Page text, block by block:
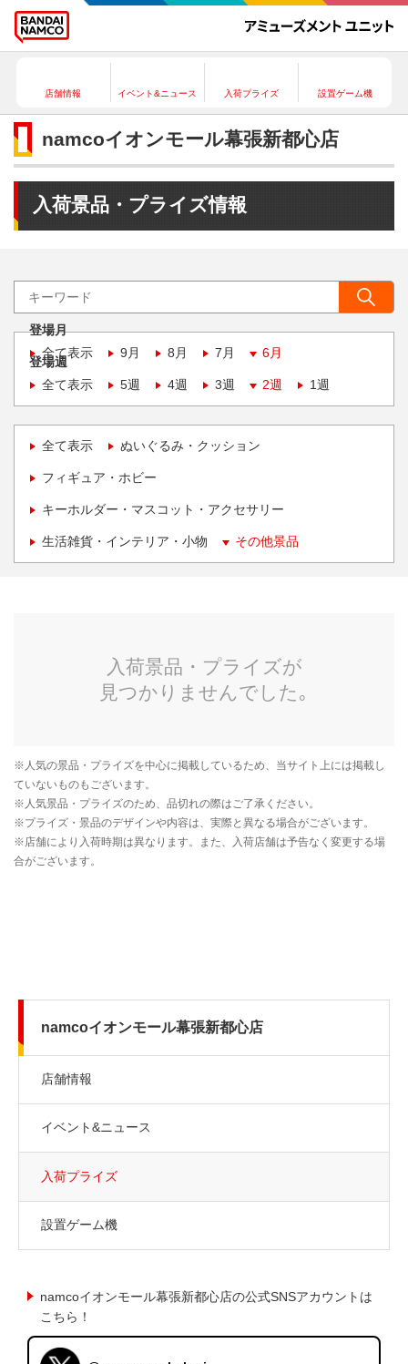
店舗情報 イベント&ニュース 入荷プライズ 設置ゲーム機
namcoイオンモール幕張新都心店
入荷景品・プライズ情報
登場月
全て表示
9月 8月 7月 6月
登場週
全て表示
5週 4週 3週 2週 1週
全て表示 ぬいぐるみ・クッション
フィギュア・ホビー
キーホルダー・マスコット・アクセサリー
生活雑貨・インテリア・小物 その他景品
namcoイオンモール幕張新都心店
店舗情報
イベント&ニュース
入荷プライズ
設置ゲーム機
namcoイオンモール幕張新都心店の公式SNSアカウントは
こちら！